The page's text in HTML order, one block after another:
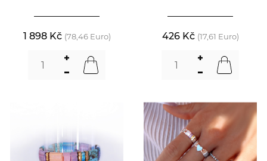
1 898 Kč (78,46 Euro) 426 Kč (17,61 Euro)